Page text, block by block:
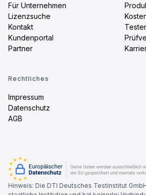
Für Unternehmen
Lizenzsuche
Kontakt
Kundenportal
Partner
Rechtliches
Impressum
Datenschutz
AGB
Hinweis: Die DTI Deutsches Testinstitut